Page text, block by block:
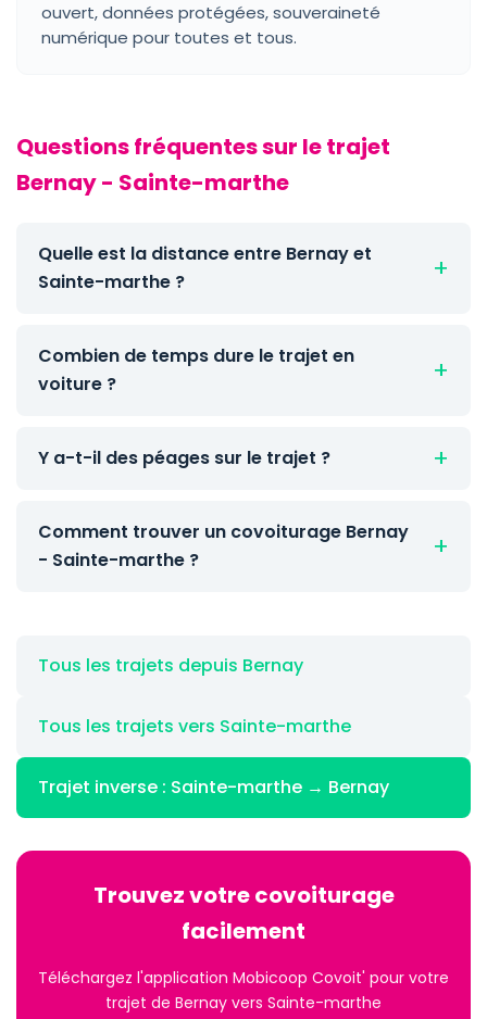
ouvert, données protégées, souveraineté
numérique pour toutes et tous.
Questions fréquentes sur le trajet
Bernay - Sainte-marthe
Quelle est la distance entre Bernay et
Sainte-marthe ?
Combien de temps dure le trajet en
voiture ?
Y a-t-il des péages sur le trajet ?
Comment trouver un covoiturage Bernay
- Sainte-marthe ?
Tous les trajets depuis Bernay
Tous les trajets vers Sainte-marthe
Trajet inverse : Sainte-marthe → Bernay
Trouvez votre covoiturage
facilement
Téléchargez l'application Mobicoop Covoit' pour votre
trajet de Bernay vers Sainte-marthe